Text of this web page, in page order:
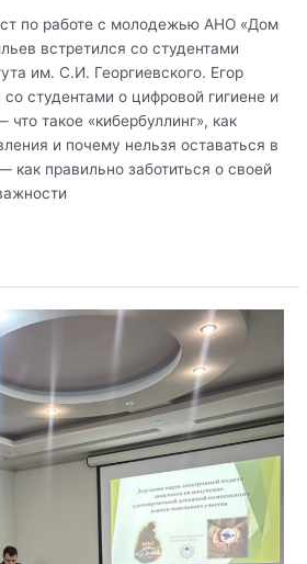
по работе с молодежью АНО «Дом
встретился со студентами
им. С.И. Георгиевского. Егор
студентами о цифровой гигиене и
такое «кибербуллинг», как
и почему нельзя оставаться в
как правильно заботиться о своей